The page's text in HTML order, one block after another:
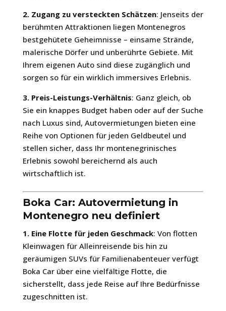
2. Zugang zu versteckten Schätzen: Jenseits der
berühmten Attraktionen liegen Montenegros
bestgehütete Geheimnisse – einsame Strände,
malerische Dörfer und unberührte Gebiete. Mit
Ihrem eigenen Auto sind diese zugänglich und
sorgen so für ein wirklich immersives Erlebnis.
3. Preis-Leistungs-Verhältnis: Ganz gleich, ob
Sie ein knappes Budget haben oder auf der Suche
nach Luxus sind, Autovermietungen bieten eine
Reihe von Optionen für jeden Geldbeutel und
stellen sicher, dass Ihr montenegrinisches
Erlebnis sowohl bereichernd als auch
wirtschaftlich ist.
Boka Car: Autovermietung in
Montenegro neu definiert
1. Eine Flotte für jeden Geschmack: Von flotten
Kleinwagen für Alleinreisende bis hin zu
geräumigen SUVs für Familienabenteuer verfügt
Boka Car über eine vielfältige Flotte, die
sicherstellt, dass jede Reise auf Ihre Bedürfnisse
zugeschnitten ist.